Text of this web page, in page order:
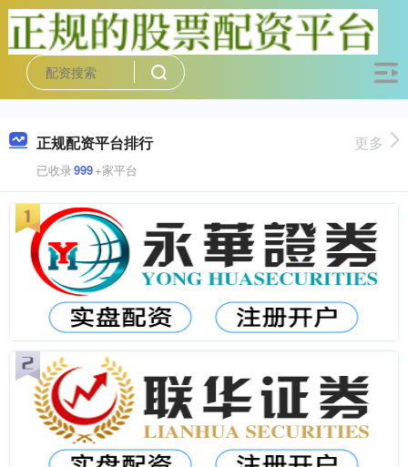
正规配资平台排行
已收录999+家平台
更多